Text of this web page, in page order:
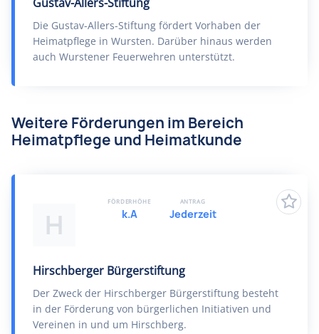
Die Gustav-Allers-Stiftung fördert Vorhaben der
Heimatpflege in Wursten. Darüber hinaus werden
auch Wurstener Feuerwehren unterstützt.
Weitere Förderungen im Bereich
Heimatpflege und Heimatkunde
H
Hirschberger Bürgerstiftung
Der Zweck der Hirschberger Bürgerstiftung besteht
in der Förderung von bürgerlichen Initiativen und
Vereinen in und um Hirschberg.
FÖRDERHÖHE
k.A
ANTRAG
Jederzeit